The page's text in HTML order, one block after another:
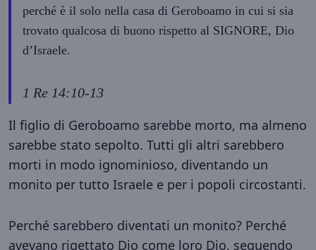
perché è il solo nella casa di Geroboamo in cui si sia
trovato qualcosa di buono rispetto al SIGNORE, Dio
d’Israele.
1 Re 14:10-13
Il figlio di Geroboamo sarebbe morto, ma almeno
sarebbe stato sepolto. Tutti gli altri sarebbero
morti in modo ignominioso, diventando un
monito per tutto Israele e per i popoli circostanti.
Perché sarebbero diventati un monito? Perché
avevano rigettato Dio come loro Dio, seguendo